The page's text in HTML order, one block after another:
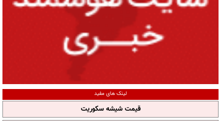
لینک های مفید
قیمت شیشه سکوریت